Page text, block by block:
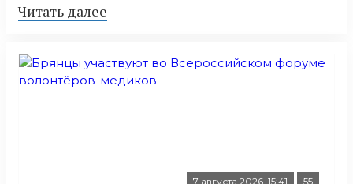
Читать далее
7 августа 2026, 15:41 55